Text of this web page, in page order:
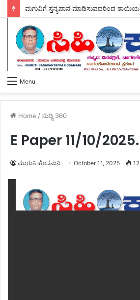
Menu
Home /ಸುದ್ದಿ 360
E Paper 11/10/2025.
ಮಾರುತಿ ಹೊಸಮನಿ October 11, 2025 12